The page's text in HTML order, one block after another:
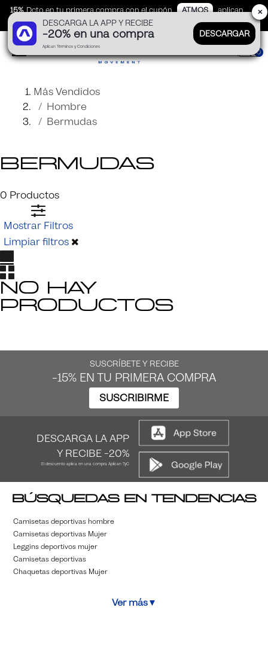
15% Dcto en tu primera compra con el cupón ATMOS
aplican
TyC
0
Más Vendidos
Hombre
Bermudas
Bermudas
0 Productos
Mostrar Filtros
Limpiar filtros
No hay
productos
SUSCRÍBETE Y RECIBE
-15% EN TU PRIMERA COMPRA
SUSCRIBIRME
DESCARGA LA APP
Y RECIBE -20%
El descuento aplica en una compra Aplican TyC
Búsquedas en tendencias
Camisetas deportivas hombre
Camisetas deportivas Mujer
Leggins deportivos mujer
Camisetas deportivas
Chaquetas deportivas Mujer
Ver más▼
DESCARGA LA APP Y RECIBE
-20% en una compra
Aplican Términos y Condiciones
DESCARGAR
✕